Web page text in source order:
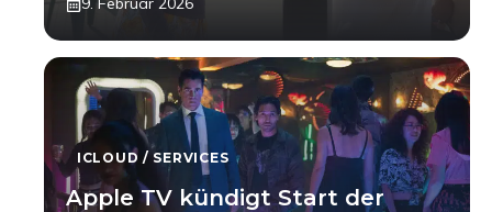
ICLOUD / SERVICES
Apple TV kündigt Start der